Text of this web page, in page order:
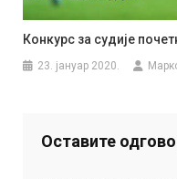
Конкурс за судије
23. јануар 2020.
Оставите